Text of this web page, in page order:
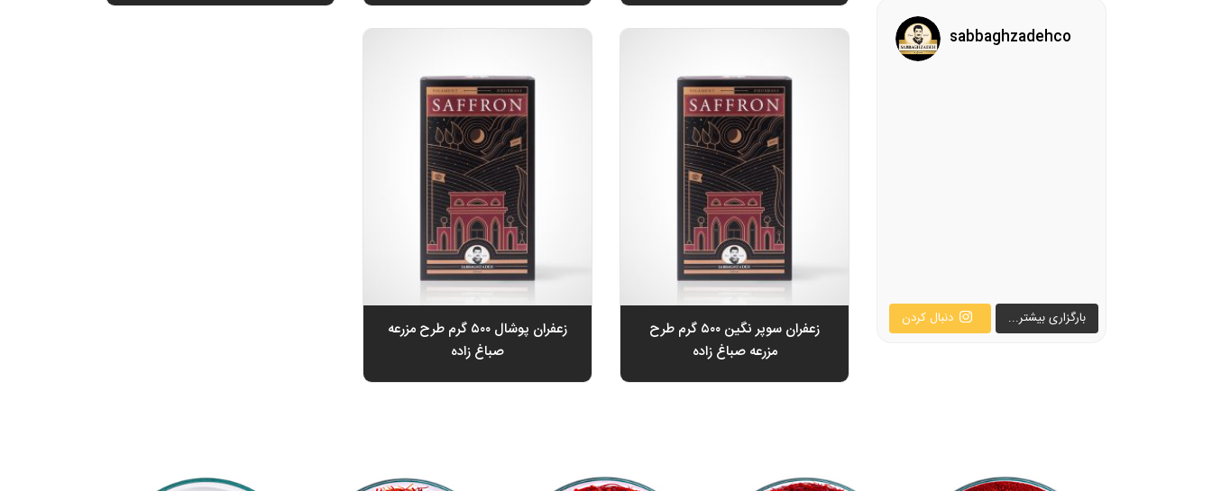
sabbaghzadehco
بارگزاری بیشتر... دنبال کردن
تومان تومان تومان
زعفران سوپر نگین ۵۰۰ گرم طرح
مزرعه صباغ زاده
تومان
زعفران پوشال ۵۰۰ گرم طرح مزرعه
صباغ زاده
تومان